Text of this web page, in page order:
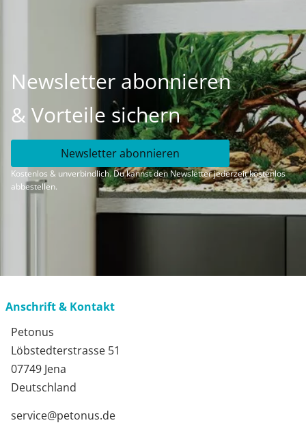
Newsletter abonnieren
& Vorteile sichern
Newsletter abonnieren
Kostenlos & unverbindlich. Du kannst den Newsletter jederzeit kostenlos
abbestellen.
Anschrift & Kontakt
Petonus
Löbstedterstrasse 51
07749 Jena
Deutschland
service@petonus.de